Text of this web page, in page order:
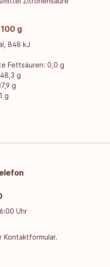
g
848 kJ
Fettsäuren: 0,0 g
g
g
g
Uhr
Kontaktformular.